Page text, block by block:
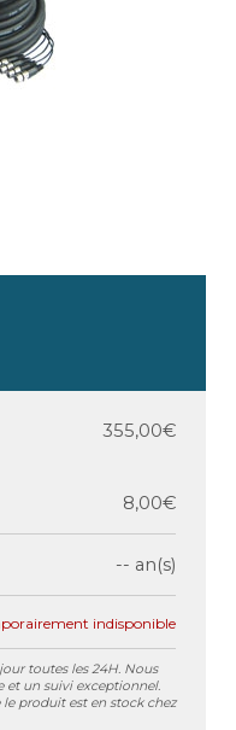
355,00€
8,00€
-- an(s)
indisponible
toutes les 24H. Nous
et un suivi exceptionnel.
le produit est en stock chez